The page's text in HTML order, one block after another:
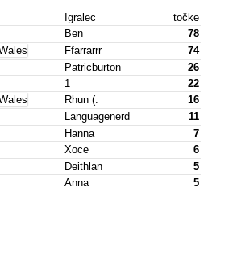
Igralec
točke
Ben
78
Ffarrarrr
74
Patricburton
26
1
22
Rhun (.
16
Languagenerd
11
Hanna
7
Хосе
6
Deithlan
5
Anna 5